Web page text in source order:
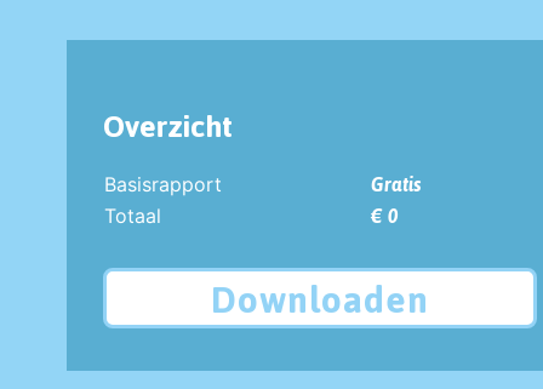
Overzicht
Basisrapport
Gratis
Totaal
€ 0
Downloaden